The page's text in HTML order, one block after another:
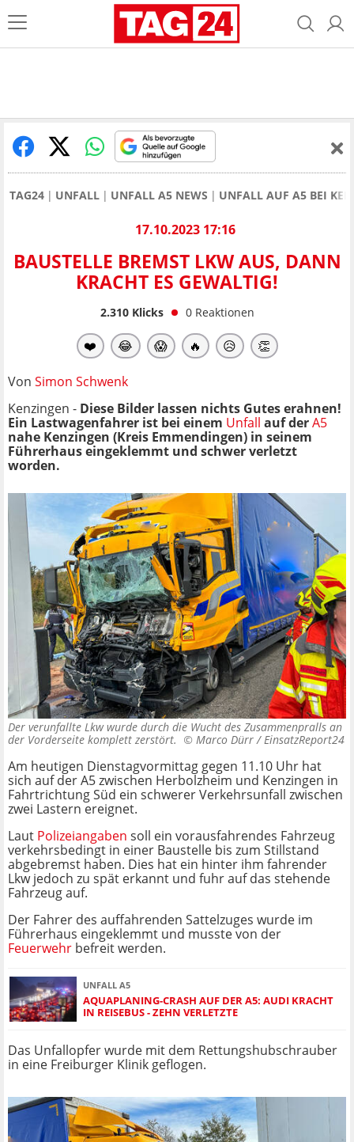
TAG24 UNFALL UNFALL A5 NEWS UNFALL AUF A5 BEI
17.10.2023 17:16
BAUSTELLE BREMST LKW AUS, DANN
KRACHT ES GEWALTIG!
2.310Klicks 0 Reaktionen
❤️ 😂 😱 🔥 😥 👏
Von Simon Schwenk
Kenzingen - Diese Bilder lassen nichts Gutes erahnen!
Ein Lastwagenfahrer ist bei einem Unfall auf derA5
nahe Kenzingen (Kreis Emmendingen) in seinem
Führerhaus eingeklemmt und schwer verletzt
worden.
Der verunfallte Lkw wurde durch die Wucht des Zusammenpralls an
der Vorderseite komplett zerstört. © Marco Dürr / EinsatzReport24
Am heutigen Dienstagvormittag gegen 11.10 Uhr hat
sich auf der A5 zwischen Herbolzheim und Kenzingen in
Fahrtrichtung Süd ein schwerer Verkehrsunfall zwischen
zwei Lastern ereignet.
Laut Polizeiangaben soll ein vorausfahrendes Fahrzeug
verkehrsbedingt in einer Baustelle bis zum Stillstand
abgebremst haben. Dies hat ein hinter ihm fahrender
Lkw jedoch zu spät erkannt und fuhr auf das stehende
Fahrzeug auf.
Der Fahrer des auffahrenden Sattelzuges wurde im
Führerhaus eingeklemmt und musste von der
Feuerwehr befreit werden.
UNFALL A5
AQUAPLANING-CRASH AUF DER A5: AUDI KRACHT
IN REISEBUS - ZEHN VERLETZTE
Das Unfallopfer wurde mit dem Rettungshubschrauber
in eine Freiburger Klinik geflogen.